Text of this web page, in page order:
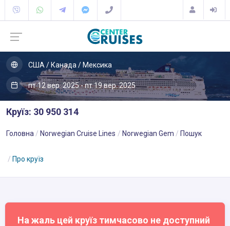
США / Канада / Мексика
пт 12 вер. 2025 - пт 19 вер. 2025
Круїз: 30 950 314
Головна Norwegian Cruise Lines Norwegian Gem Пошук
Про круїз
На жаль цей круїз тимчасово не доступний